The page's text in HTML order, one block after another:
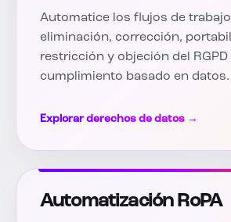
Automatice los flujos de
eliminación, corrección,
restricción y objeción del
cumplimiento basado en datos.
Explorar derechos de datos →
Automatización RoPA